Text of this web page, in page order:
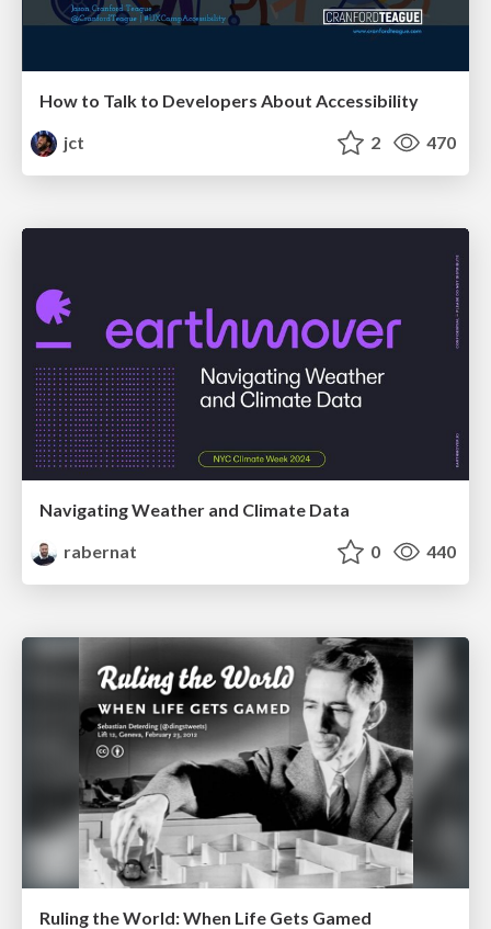
How to Talk to Developers About Accessibility
jct
2 470
Navigating Weather and Climate Data
rabernat
0 440
Ruling the World: When Life Gets Gamed